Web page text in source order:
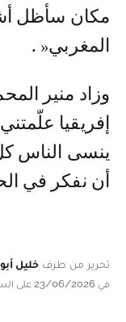
مكان سأظل
المغربي« .
وزاد منير
إفريقيا
ينسى الناس
أن نفكر في
تحرير من طرف خليل
في 23/06/2026 على الساعة 20:26